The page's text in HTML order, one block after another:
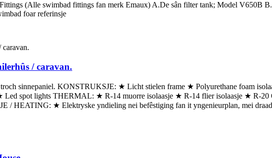
(Alle swimbad fittings fan merk Emaux) A.De sân filter tank; Model V650B
foar referinsje
/ caravan.
troch sinnepaniel. KONSTRUKSJE: ★ Licht stielen frame ★ Polyurethane foam
Led spot lights THERMAL: ★ R-14 muorre isolaasje ★ R-14 flier isolaasje ★ R-
/ HEATING: ★ Elektryske yndieling nei befêstiging fan it yngenieurplan, mei